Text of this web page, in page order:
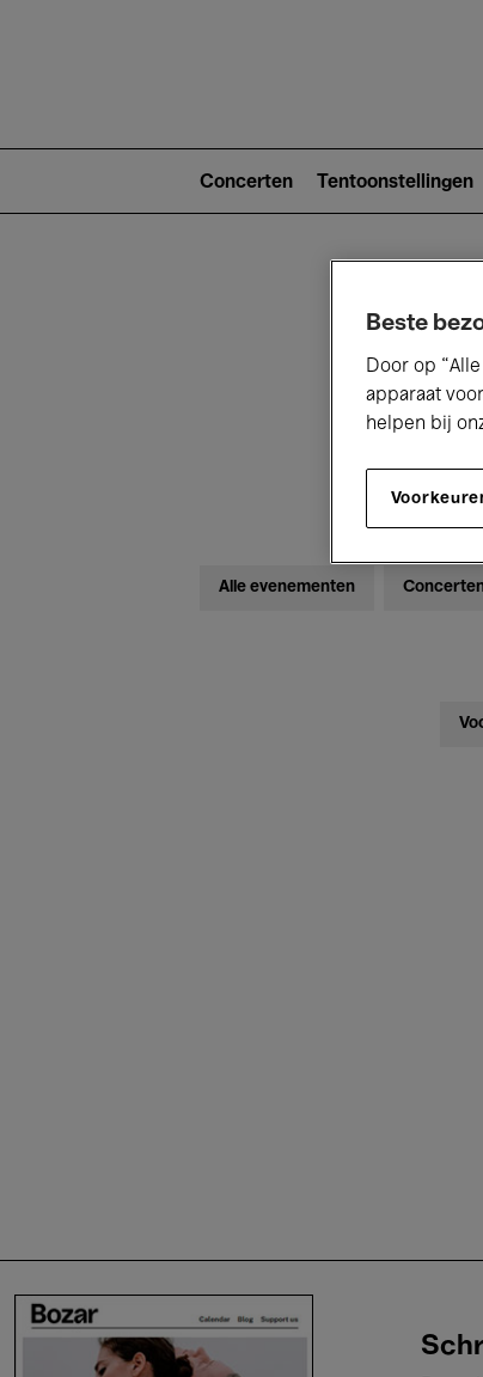
2)
Concerten Tentoonstellingen
Alle evenementen
Beste
Door op
apparaat
helpen bij